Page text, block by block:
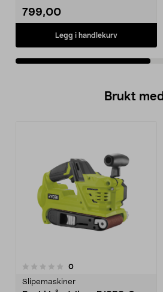
799,00
Legg i handlekurv
Brukt med
0anmeldelser
Slipemaskiner